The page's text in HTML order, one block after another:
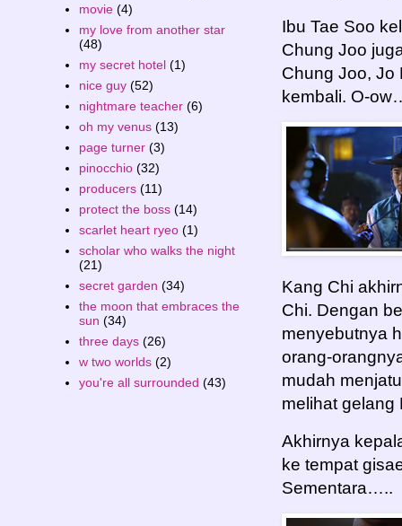
Ibu Tae Soo
Chung Joo
Chung Joo, Jo
kembali. O-
Kang Chi
Chi. Dengan
menyebutnya
orang-
mudah
melihat gelang
Akhirnya
ke tempat
Sementara…..
movie (4)
my love from another star
(48)
my secret hotel (1)
nice guy (52)
nightmare teacher (6)
oh my venus (13)
page turner (3)
pinocchio (32)
producers (11)
protect the boss (14)
scarlet heart ryeo (1)
scholar who walks the night
(21)
secret garden (34)
the moon that embraces the
sun (34)
three days (26)
w two worlds (2)
you're all surrounded (43)